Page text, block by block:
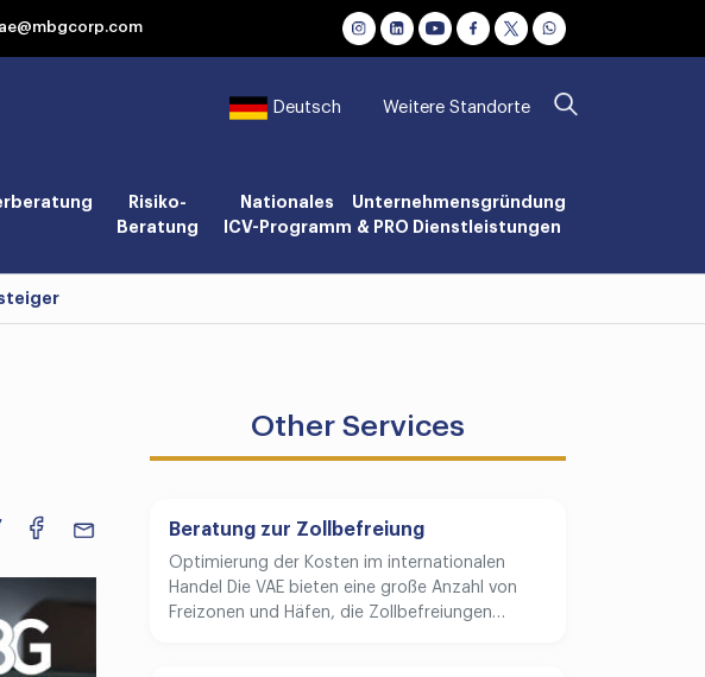
Deutsch Weitere Standorte
Risiko-
Beratung
Nationales
ICV-Programm
Unternehmensgründung
& PRO Dienstleistungen
Other Services
Beratung zur Zollbefreiung
Optimierung der Kosten im internationalen
Handel Die VAE bieten eine große Anzahl von
Freizonen und Häfen, die Zollbefreiungen…